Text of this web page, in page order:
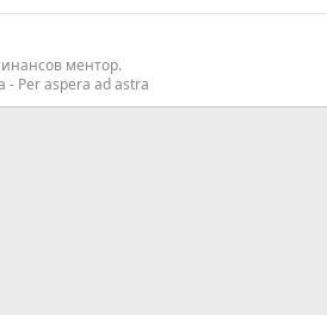
ментор.
- Per aspera ad astra